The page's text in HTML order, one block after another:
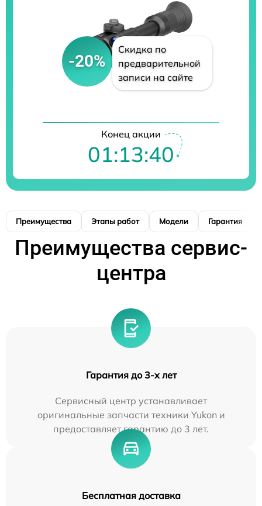
-20%
Скидка по
предварительной
записи на сайте
Конец акции
01:13:39
Преимущества Этапы работ Модели Гарантия
Преимущества сервис-
центра
Гарантия до 3-х лет
Сервисный центр устанавливает
оригинальные запчасти техники Yukon и
предоставляет гарантию до 3 лет.
Бесплатная доставка